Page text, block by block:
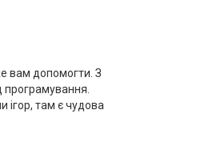
вам допомогти. З
програмування.
ігор, там є чудова